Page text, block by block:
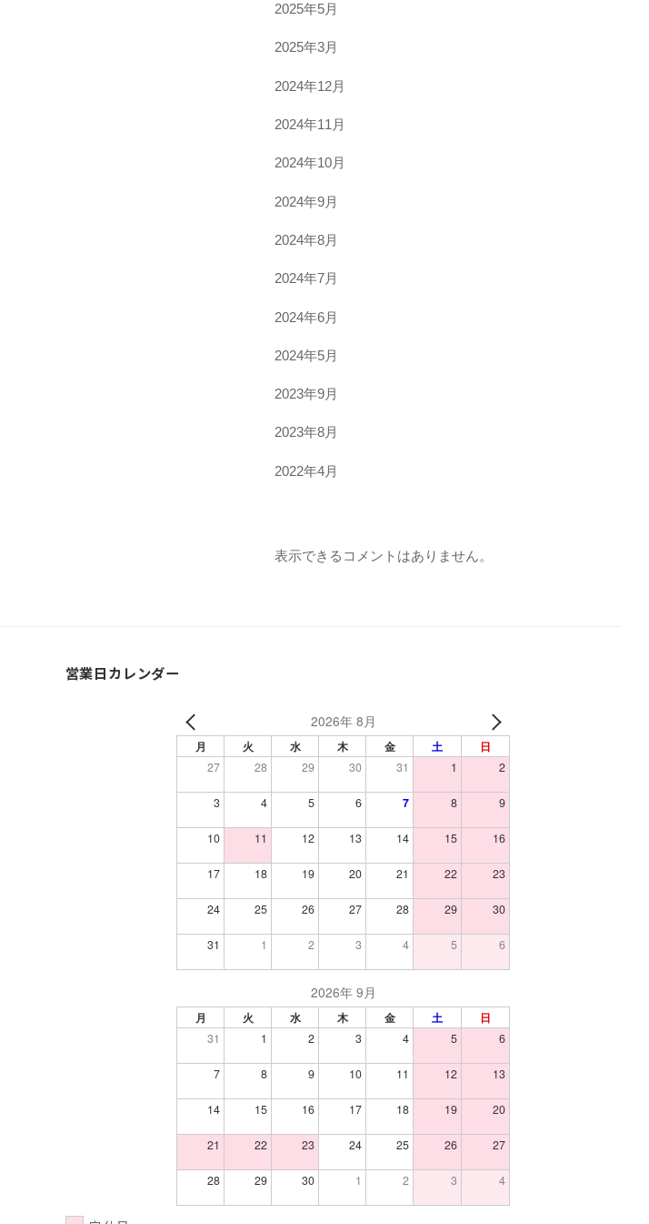
2025年5月
2025年3月
2024年12月
2024年11月
2024年10月
2024年9月
2024年8月
2024年7月
2024年6月
2024年5月
2023年9月
2023年8月
2022年4月
表示できるコメントはありません。
営業日カレンダー
2026年 8月
月 火 水 木 金 土
日
27
28 29 30 31 1 2
3 4 5 6 7 8 9
10 11 12 13 14 15 16
17 18 19 20 21 22 23
24 25 26 27 28 29 30
31 1 2 3 4 5 6
2026年 9月
月 火 水 木 金 土
日
31
1 2 3 4 5 6
7 8 9 10 11 12 13
14 15 16 17 18 19 20
21 22 23 24 25 26 27
28 29 30 1 2 3 4